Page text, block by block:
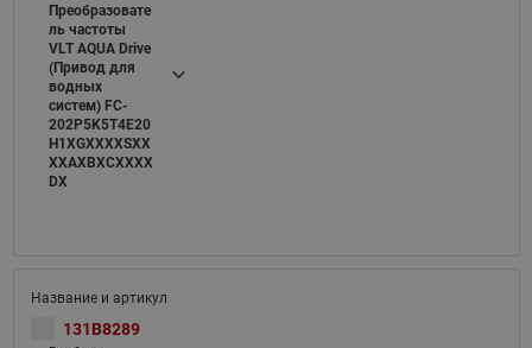
Преобразовате
ль частоты
VLT AQUA Drive
(Привод для
водных
систем) FC-
202P5K5T4E20
H1XGXXXXSXX
XXAXBXCXXXX
DX
131B8289